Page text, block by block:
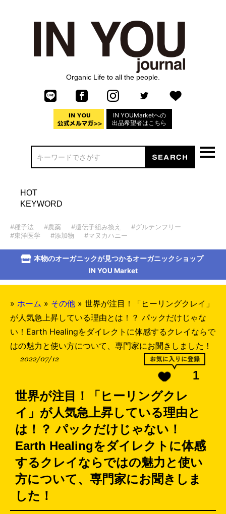
Organic Life to all the people.
IN YOUMarketへの
出品希望者はこちら
HOT
KEYWORD
#種子法 #農薬 #遺伝子組み換え
#グルテンフリー
#東洋医学
#添加物 #マヌカハニー
本物のオーガニックが見つかるオーガニックショップ
IN YOU Market
» ホーム » その他 » 世界が注目！「ヒーリングクレイ」
が人気急上昇している理由とは！？ パックだけじゃな
い！Earth Healingをダイレクトに体感するクレイならで
はの魅力と使い方について、専門家にお聞きしました！
2022/07/12
1
世界が注目！「ヒーリングクレ
イ」が人気急上昇している理由と
は！？ パックだけじゃない！
Earth Healingをダイレクトに体感
するクレイならではの魅力と使い
方について、専門家にお聞きしま
した！